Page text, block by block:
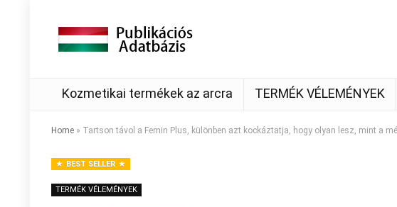
Kozmetikai termékek az arcra TERMÉK VÉLEMÉNYEK
Home » Tartson távol a Femin Plus, különben azt kockáztatja, hogy olyan lesz, mint a
BEST SELLER
TERMÉK VÉLEMÉNYEK